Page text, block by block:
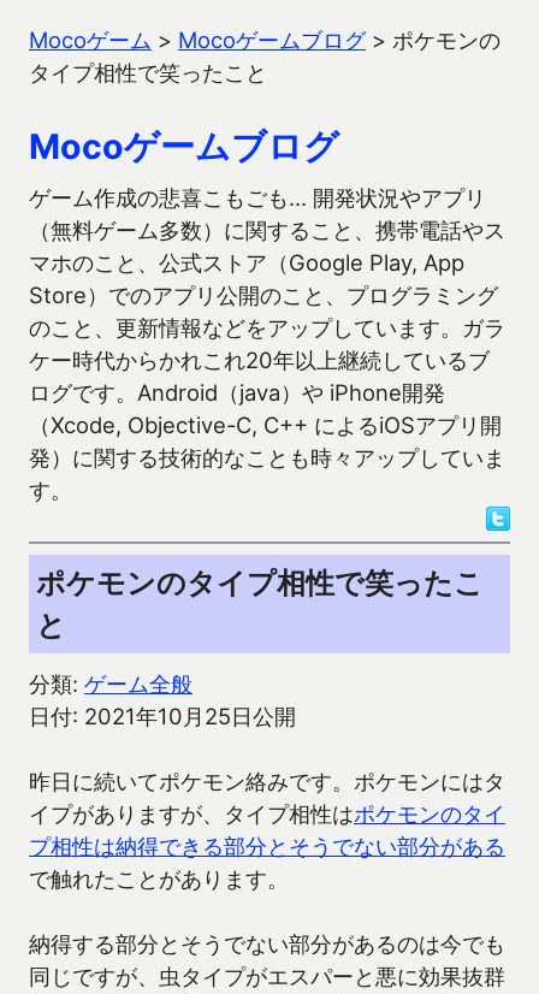
Mocoゲーム > Mocoゲームブログ> ポケモンの
タイプ相性で笑ったこと
Mocoゲームブログ
ゲーム作成の悲喜こもごも… 開発状況やアプリ
（無料ゲーム多数）に関すること、携帯電話やス
マホのこと、公式ストア（Google Play, App
Store）でのアプリ公開のこと、プログラミング
のこと、更新情報などをアップしています。ガラ
ケー時代からかれこれ20年以上継続しているブ
ログです。Android（java）や iPhone開発
（Xcode, Objective-C, C++ によるiOSアプリ開
発）に関する技術的なことも時々アップしていま
す。
ポケモンのタイプ相性で笑ったこ
と
分類: ゲーム全般
日付: 2021年10月25日公開
昨日に続いてポケモン絡みです。ポケモンにはタ
イプがありますが、タイプ相性はポケモンのタイ
プ相性は納得できる部分とそうでない部分がある
で触れたことがあります。
納得する部分とそうでない部分があるのは今でも
同じですが、虫タイプがエスパーと悪に効果抜群